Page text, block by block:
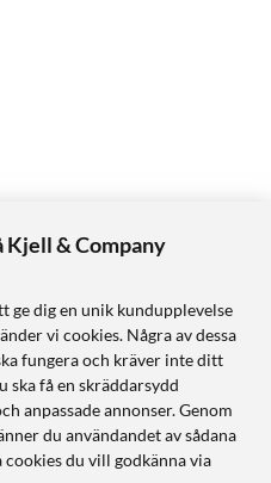
Kjell & Company
ge dig en unik kundupplevelse
vi cookies. Några av dessa
fungera och kräver inte ditt
få en skräddarsydd
anpassade annonser. Genom
du användandet av sådana
cookies du vill godkänna via